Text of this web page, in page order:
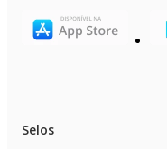
Selos